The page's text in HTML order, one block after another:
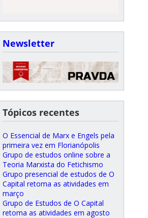
Newsletter
Tópicos recentes
O Essencial de Marx e Engels pela
primeira vez em Florianópolis
Grupo de estudos online sobre a
Teoria Marxista do Fetichismo
Grupo presencial de estudos de O
Capital retoma as atividades em
março
Grupo de Estudos de O Capital
retoma as atividades em agosto